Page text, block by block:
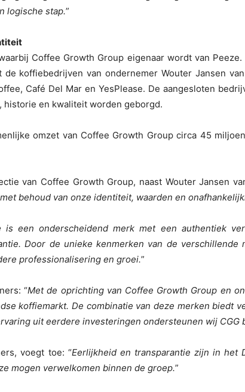
logische stap.”
Coffee Growth Group eigenaar wordt van
koffiebedrijven van ondernemer Wouter Jansen
Café Del Mar en YesPlease. De aangesloten
en kwaliteit worden geborgd.
omzet van Coffee Growth Group circa 45
van Coffee Growth Group, naast Wouter Jansen
behoud van onze identiteit, waarden en
is een onderscheidend merk met een authentiek
Door de unieke kenmerken van de
professionalisering en groei.”
“Met de oprichting van Coffee Growth Group en
koffiemarkt. De combinatie van deze merken biedt
uit eerdere investeringen ondersteunen wij CGG
voegt toe: “Eerlijkheid en transparantie zijn in het
mogen verwelkomen binnen de groep.”